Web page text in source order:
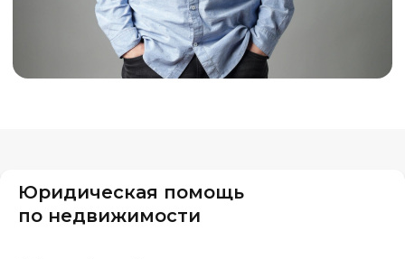
Юридическая помощь
по недвижимости